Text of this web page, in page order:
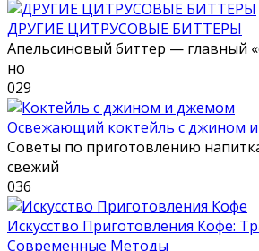
ДРУГИЕ ЦИТРУСОВЫЕ БИТТЕРЫ
Апельсиновый биттер — главный
но
029
Освежающий коктейль с джином
Советы по приготовлению
свежий
036
Искусство Приготовления Кофе:
Современные Методы